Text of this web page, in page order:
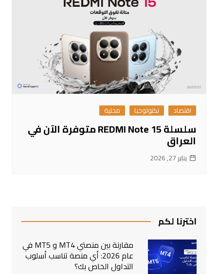
اقتصاد تكنولوجيا محلية
سلسلة REDMI Note 15 متوفرة الآن في
العراق
يناير 27, 2026
اخترنا لكم
مقارنة بين منصتي MT4 و MT5 في
عام 2026: أي منصة تناسب أسلوب
التداول الخاص بك؟